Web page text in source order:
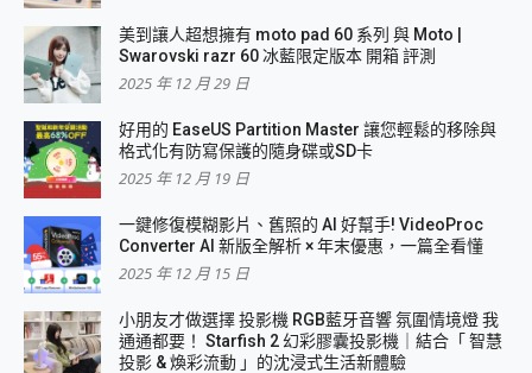
美到讓人超想擁有 moto pad 60 系列 與 Moto |
Swarovski razr 60 冰藍限定版本 開箱 評測
2025 年 12 月 29 日
好用的 EaseUS Partition Master 讓您輕鬆的移除與
格式化有防寫保護的隨身碟或SD卡
2025 年 12 月 19 日
一鍵修復模糊影片、舊照的 AI 好幫手! VideoProc
Converter AI 新版全解析 × 年末優惠，一篇全看懂
2025 年 12 月 15 日
小朋友才做選擇 投影機 RGB藍牙音響 氛圍情境燈 我
通通都要！ Starfish 2 幻彩膠囊投影機｜結合「 智慧
投影 & 煥彩流動 」的沈浸式生活新體驗